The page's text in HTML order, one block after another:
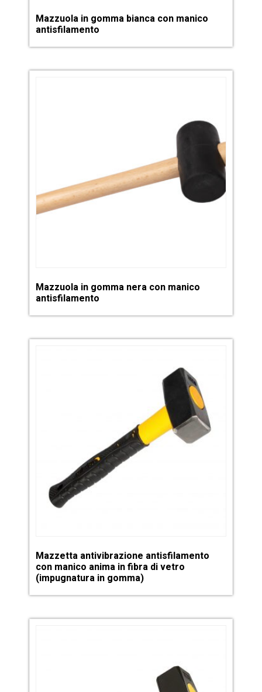
Mazzuola in gomma bianca con manico
antisfilamento
Mazzuola in gomma nera con manico
antisfilamento
Mazzetta antivibrazione antisfilamento
con manico anima in fibra di vetro
(impugnatura in gomma)